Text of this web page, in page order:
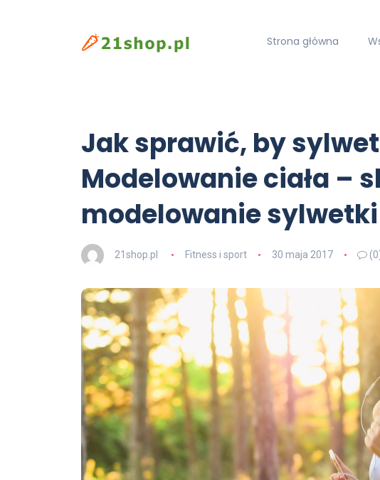
Strona główna
Jak sprawić, by
Modelowanie ciała –
modelowanie
21shop.pl Fitness i sport 30 maja 2017